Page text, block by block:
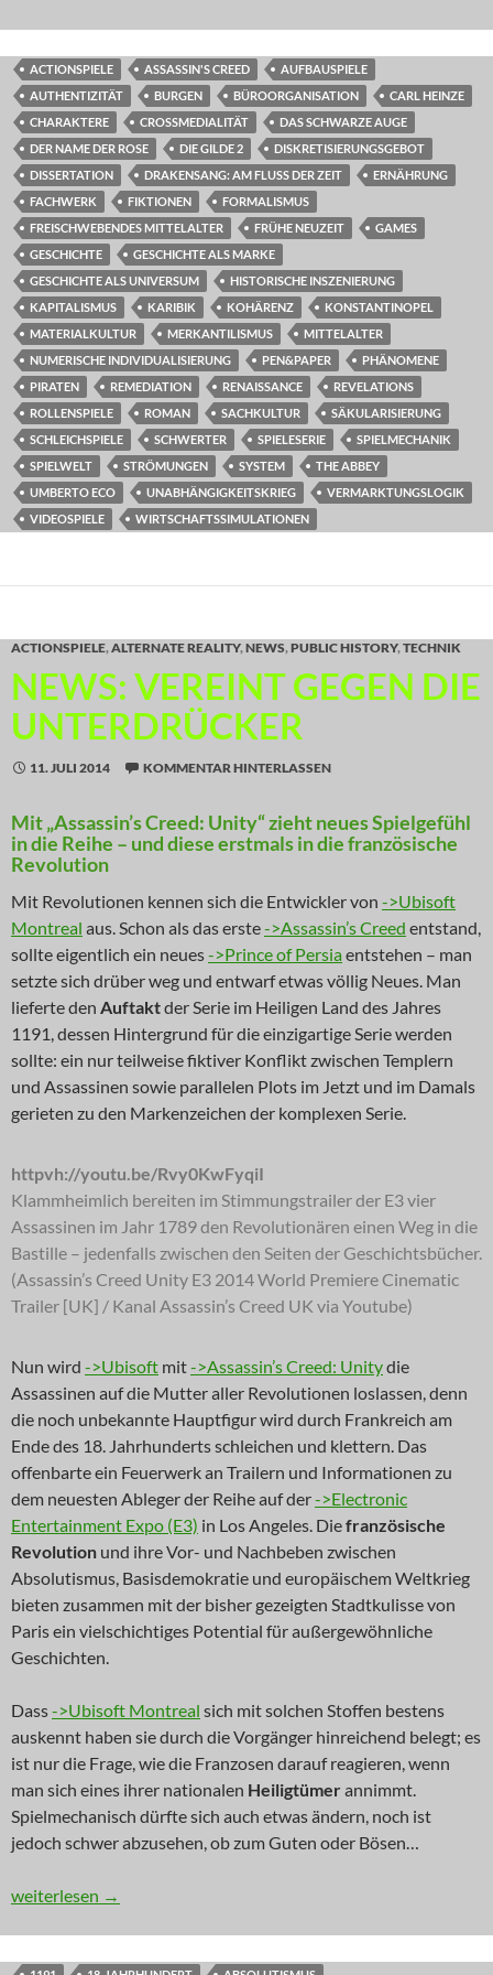
ACTIONSPIELE ASSASSIN'S CREED
AUFBAUSPIELE
AUTHENTIZITÄT
BURGEN BÜROORGANISATION
CARL HEINZE
CHARAKTERE
CROSSMEDIALITÄT
DAS SCHWARZE AUGE
DER NAME DER ROSE
DIE GILDE 2
DISKRETISIERUNGSGEBOT
DISSERTATION
DRAKENSANG: AM FLUSS DER ZEIT
ERNÄHRUNG
FACHWERK
FIKTIONEN
FORMALISMUS
FREISCHWEBENDES MITTELALTER
FRÜHE NEUZEIT
GAMES
GESCHICHTE
GESCHICHTE ALS MARKE
GESCHICHTE ALS UNIVERSUM
HISTORISCHE INSZENIERUNG
KAPITALISMUS
KARIBIK KOHÄRENZ
KONSTANTINOPEL
MATERIALKULTUR
MERKANTILISMUS
MITTELALTER
NUMERISCHE INDIVIDUALISIERUNG
PEN&PAPER
PHÄNOMENE
PIRATEN
REMEDIATION RENAISSANCE
REVELATIONS
ROLLENSPIELE
ROMAN SACHKULTUR
SÄKULARISIERUNG
SCHLEICHSPIELE
SCHWERTER SPIELESERIE
SPIELMECHANIK
SPIELWELT
STRÖMUNGEN SYSTEM
THE ABBEY
UMBERTO ECO
UNABHÄNGIGKEITSKRIEG
VERMARKTUNGSLOGIK
VIDEOSPIELE
WIRTSCHAFTSSIMULATIONEN
ACTIONSPIELE, ALTERNATE REALITY, NEWS, PUBLIC HISTORY, TECHNIK
NEWS: VEREINT GEGEN DIE
UNTERDRÜCKER
11. JULI 2014 KOMMENTAR HINTERLASSEN
Mit „Assassin’s Creed: Unity“ zieht neues Spielgefühl
in die Reihe – und diese erstmals in die französische
Revolution
Mit Revolutionen kennen sich die Entwickler von ->Ubisoft
Montreal aus. Schon als das erste->Assassin’s Creed entstand,
sollte eigentlich ein neues->Prince of Persiaentstehen – man
setzte sich drüber weg und entwarf etwas völlig Neues. Man
lieferte den Auftaktder Serie im Heiligen Land des Jahres
1191, dessen Hintergrund für die einzigartige Serie werden
sollte: ein nur teilweise fiktiver Konflikt zwischen Templern
und Assassinen sowie parallelen Plots im Jetzt und im Damals
gerieten zu den Markenzeichen der komplexen Serie.
httpvh://youtu.be/Rvy0KwFyqiI
Klammheimlich bereiten im Stimmungstrailer der E3 vier
Assassinen im Jahr 1789 den Revolutionären einen Weg in die
Bastille – jedenfalls zwischen den Seiten der Geschichtsbücher.
(Assassin’s Creed Unity E3 2014 World Premiere Cinematic
Trailer [UK] / Kanal Assassin’s Creed UK via Youtube)
Nun wird ->Ubisoft mit->Assassin’s Creed: Unitydie
Assassinen auf die Mutter aller Revolutionen loslassen, denn
die noch unbekannte Hauptfigur wird durch Frankreich am
Ende des 18. Jahrhunderts schleichen und klettern. Das
offenbarte ein Feuerwerk an Trailern und Informationen zu
dem neuesten Ableger der Reihe auf der->Electronic
Entertainment Expo (E3) in Los Angeles. Diefranzösische
Revolution und ihre Vor- und Nachbeben zwischen
Absolutismus, Basisdemokratie und europäischem Weltkrieg
bieten zusammen mit der bisher gezeigten Stadtkulisse von
Paris ein vielschichtiges Potential für außergewöhnliche
Geschichten.
Dass->Ubisoft Montreal sich mit solchen Stoffen bestens
auskennt haben sie durch die Vorgänger hinreichend belegt; es
ist nur die Frage, wie die Franzosen darauf reagieren, wenn
man sich eines ihrer nationalen Heiligtümerannimmt.
Spielmechanisch dürfte sich auch etwas ändern, noch ist
jedoch schwer abzusehen, ob zum Guten oder Bösen…
NEWS: Vereint gegen die Unterdrücker
weiterlesen →